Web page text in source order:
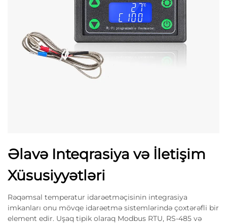
Əlavə Inteqrasiya və İletişim
Xüsusiyyətləri
Rəqəmsal temperatur idarəetməçisinin integrasiya
imkanları onu mövqe idarəetmə sistemlərində çoxtərəfli bir
element edir. Uşaq tipik olaraq Modbus RTU, RS-485 və